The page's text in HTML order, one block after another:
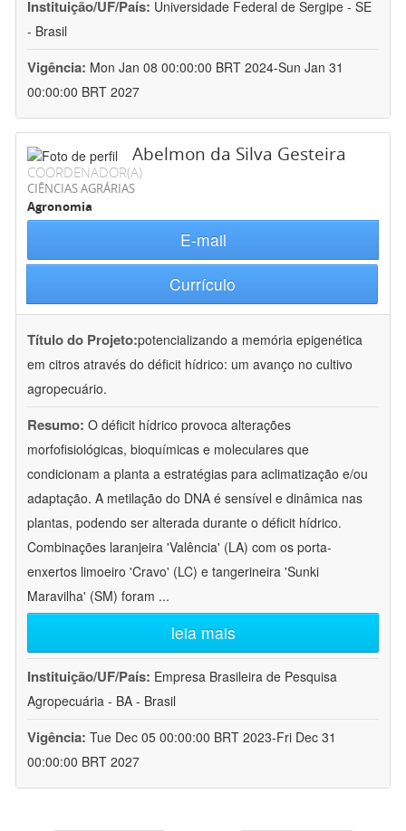
Instituição/UF/País: Universidade Federal de Sergipe - SE
- Brasil
Vigência: Mon Jan 08 00:00:00 BRT 2024-Sun Jan 31
00:00:00 BRT 2027
Abelmon da Silva Gesteira
COORDENADOR(A)
CIÊNCIAS AGRÁRIAS
Agronomia
E-mail
Currículo
Título do Projeto:potencializando a memória epigenética
em citros através do déficit hídrico: um avanço no cultivo
agropecuário.
Resumo: O déficit hídrico provoca alterações
morfofisiológicas, bioquímicas e moleculares que
condicionam a planta a estratégias para aclimatização e/ou
adaptação. A metilação do DNA é sensível e dinâmica nas
plantas, podendo ser alterada durante o déficit hídrico.
Combinações laranjeira 'Valência' (LA) com os porta-
enxertos limoeiro 'Cravo' (LC) e tangerineira 'Sunki
Maravilha' (SM) foram ...
leia mais
Instituição/UF/País: Empresa Brasileira de Pesquisa
Agropecuária - BA - Brasil
Vigência: Tue Dec 05 00:00:00 BRT 2023-Fri Dec 31
00:00:00 BRT 2027